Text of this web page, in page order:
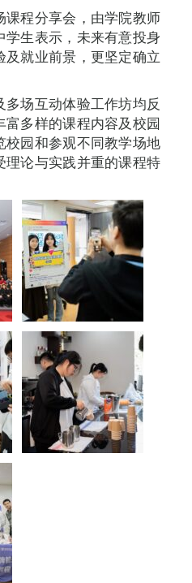
程分享会，由学院教师
生表示，未来有意投身
就业前景，更坚定确立
场互动体验工作坊均反
多样的课程内容及校园
园和参观不同教学场地
论与实践并重的课程特